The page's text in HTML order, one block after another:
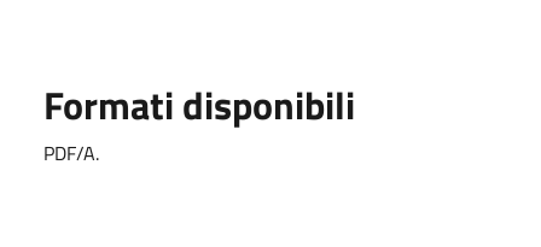
Formati disponibili
PDF/A.